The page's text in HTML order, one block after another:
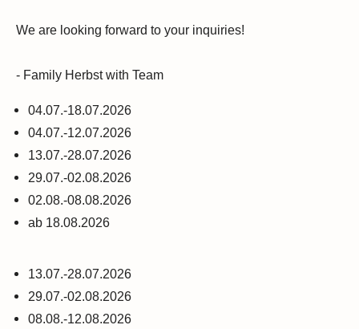
We are looking forward to your inquiries!
- Family Herbst with Team
04.07.-18.07.2026
04.07.-12.07.2026
13.07.-28.07.2026
29.07.-02.08.2026
02.08.-08.08.2026
ab 18.08.2026
13.07.-28.07.2026
29.07.-02.08.2026
08.08.-12.08.2026